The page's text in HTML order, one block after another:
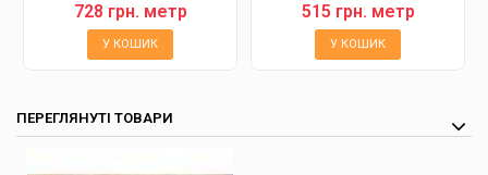
728 грн. метр
У КОШИК
515 грн. метр
У КОШИК
ПЕРЕГЛЯНУТІ ТОВАРИ